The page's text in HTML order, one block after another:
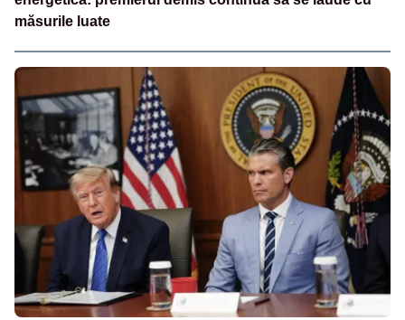
măsurile luate